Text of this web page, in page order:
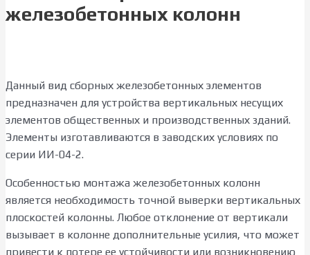
железобетонных колонн
Данный вид сборных железобетонных элементов
предназначен для устройства вертикальных несущих
элементов общественных и производственных зданий.
Элементы изготавливаются в заводских условиях по
серии ИИ-04-2.
Особенностью монтажа железобетонных колонн
является необходимость точной выверки вертикальных
плоскостей колонны. Любое отклонение от вертикали
вызывает в колонне дополнительные усилия, что может
привести к потере ее устойчивости или возникновению